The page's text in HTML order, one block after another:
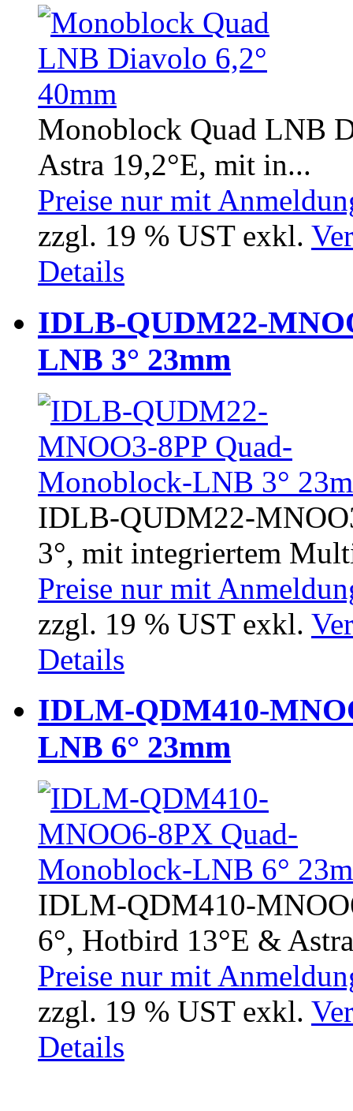
Monoblock Quad LNB
Astra 19,2°E, mit in...
Preise nur mit
zzgl. 19 % UST exkl.
Details
IDLB-QUDM22-
LNB 3° 23mm
IDLB-QUDM22-
3°, mit integriertem
Preise nur mit
zzgl. 19 % UST exkl.
Details
IDLM-QDM410-
LNB 6° 23mm
IDLM-QDM410-
6°, Hotbird 13°E &
Preise nur mit
zzgl. 19 % UST exkl.
Details